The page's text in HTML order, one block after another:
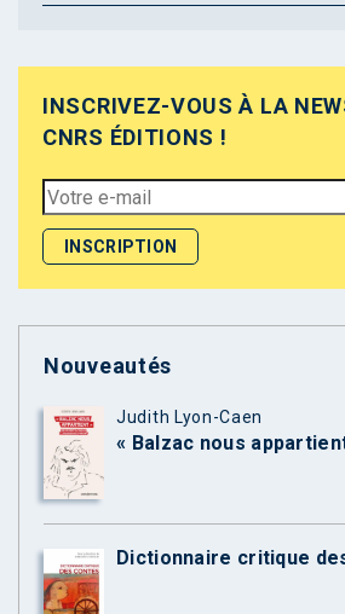
INSCRIVEZ-VOUS À LA
CNRS ÉDITIONS !
Nouveautés
Judith Lyon-Caen
« Balzac nous
Dictionnaire critique